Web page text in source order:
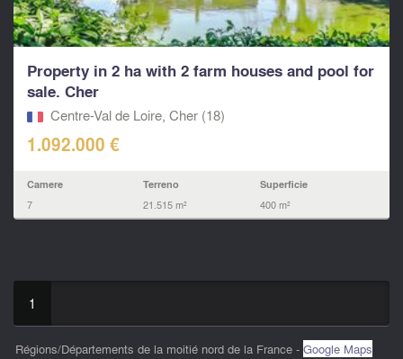
Property in 2 ha with 2 farm houses and pool for
sale. Cher
Centre-Val de Loire, Cher (18)
1.092.000 €
Camere
7
Terreno
21.515 m²
Superficie
400 m²
1
Régions/Départements de la moitié nord de la France - Google Maps